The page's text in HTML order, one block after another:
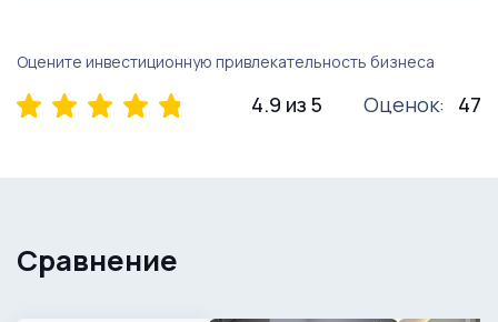
Оцените инвестиционную привлекательность бизнеса
4.9 из 5 Оценок: 47
Сравнение